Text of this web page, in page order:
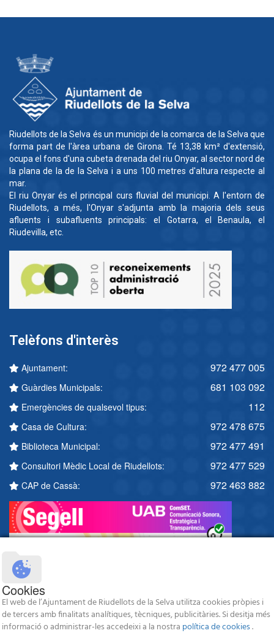
Riudellots de la Selva és un municipi de la comarca de la Selva que
forma part de l'àrea urbana de Girona. Té 13,38 km² d'extensió,
ocupa el fons d'una cubeta drenada del riu Onyar, al sector nord de
la plana de la de la Selva i a uns 100 metres d'altura respecte al
mar.
El riu Onyar és el principal curs fluvial del municipi. A l'entorn de
Riudellots, a més, l'Onyar s'adjunta amb la majoria dels seus
afluents i subafluents principals: el Gotarra, el Benaula, el
Riudevilla, etc.
Telèfons d'interès
Ajuntament: 972 477 005
Guàrdies Municipals: 681 103 092
Emergències de qualsevol tipus: 112
Casa de Cultura: 972 478 675
Biblioteca Municipal: 972 477 491
Consultori Mèdic Local de Riudellots: 972 477 529
CAP de Cassà: 972 463 882
Cookies
El web de l’Ajuntament de Riudellots de la Selva utilitza cookies pròpies i
de tercers amb finalitats analítiques, tècniques, publicitàries. Si desitja més
informació o administrar-les accedeixi a la nostra política de cookies.